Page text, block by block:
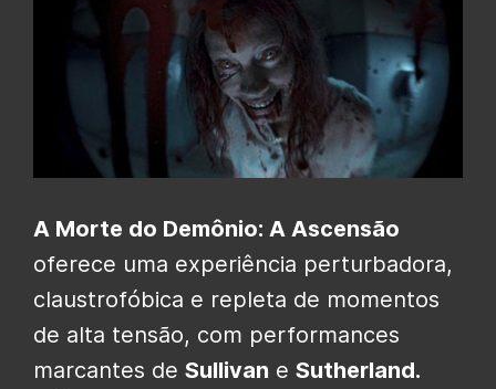
A Morte do Demônio: A Ascensão
oferece uma experiência perturbadora,
claustrofóbica e repleta de momentos
de alta tensão, com performances
marcantes de Sullivan e Sutherland.